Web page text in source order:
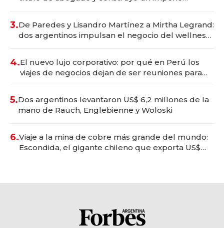
3.De Paredes y Lisandro Martínez a Mirtha Legrand:
dos argentinos impulsan el negocio del wellness
4.El nuevo lujo corporativo: por qué en Perú los
viajes de negocios dejan de ser reuniones para
5.Dos argentinos levantaron US$ 6,2 millones de la
mano de Rauch, Englebienne y Woloski
6.Viaje a la mina de cobre más grande del mundo:
Escondida, el gigante chileno que exporta US$